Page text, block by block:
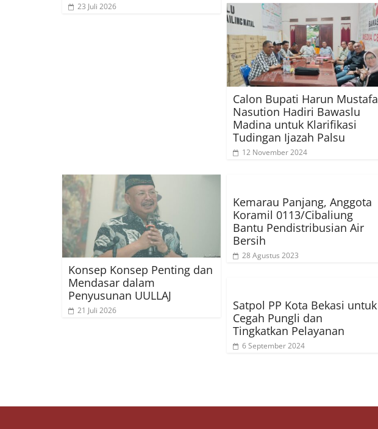
23 Juli 2026
Calon Bupati Harun Mustafa
Nasution Hadiri Bawaslu
Madina untuk Klarifikasi
Tudingan Ijazah Palsu
12 November 2024
Konsep Konsep Penting dan
Mendasar dalam
Penyusunan UULLAJ
21 Juli 2026
Kemarau Panjang, Anggota
Koramil 0113/Cibaliung
Bantu Pendistribusian Air
Bersih
28 Agustus 2023
Satpol PP Kota Bekasi untuk
Cegah Pungli dan
Tingkatkan Pelayanan
6 September 2024